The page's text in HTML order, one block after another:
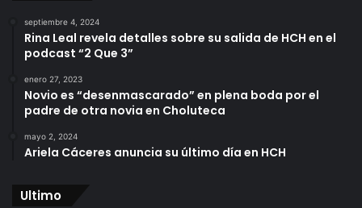
septiembre 4, 2024
Rina Leal revela detalles sobre su salida de HCH en el
podcast “2 Que 3”
enero 27, 2023
Novio es “desenmascarado” en plena boda por el
padre de otra novia en Choluteca
mayo 2, 2024
Ariela Cáceres anuncia su último día en HCH
Ultimo